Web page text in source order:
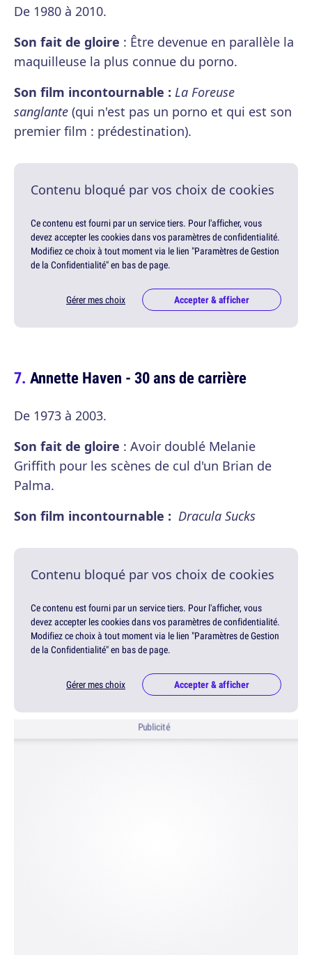
De 1980 à 2010.
Son fait de gloire : Être devenue en parallèle la
maquilleuse la plus connue du porno.
Son film incontournable : La Foreuse
sanglante (qui n'est pas un porno et qui est son
premier film : prédestination).
Contenu bloqué par vos choix de cookies
Ce contenu est fourni par un service tiers. Pour l'afficher, vous
devez accepter les cookies dans vos paramètres de confidentialité.
Modifiez ce choix à tout moment via le lien "Paramètres de Gestion
de la Confidentialité" en bas de page.
Gérer mes choix Accepter & afficher
Annette Haven - 30 ans de carrière
De 1973 à 2003.
Son fait de gloire : Avoir doublé Melanie
Griffith pour les scènes de cul d'un Brian de
Palma.
Son film incontournable : Dracula Sucks
Contenu bloqué par vos choix de cookies
Ce contenu est fourni par un service tiers. Pour l'afficher, vous
devez accepter les cookies dans vos paramètres de confidentialité.
Modifiez ce choix à tout moment via le lien "Paramètres de Gestion
de la Confidentialité" en bas de page.
Gérer mes choix Accepter & afficher
Publicité